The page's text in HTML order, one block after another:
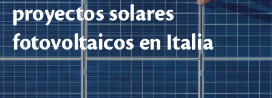
proyectos solares
fotovoltaicos en Italia